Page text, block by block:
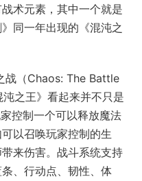
术元素，其中一个就是
同一年出现的《混沌之
战（Chaos: The Battle
之王》看起来并不只是
控制一个可以释放魔法
以召唤玩家控制的生
来伤害。战斗系统支持
、行动点、韧性、体